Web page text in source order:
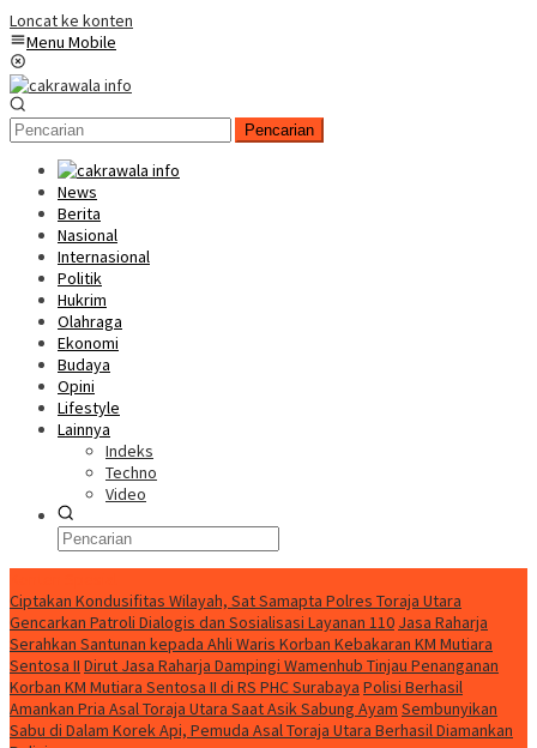
Loncat ke konten
Menu Mobile
Pencarian
News
Berita
Nasional
Internasional
Politik
Hukrim
Olahraga
Ekonomi
Budaya
Opini
Lifestyle
Lainnya
Indeks
Techno
Video
Ciptakan Kondusifitas Wilayah, Sat Samapta Polres Toraja Utara
Gencarkan Patroli Dialogis dan Sosialisasi Layanan 110 Jasa Raharja
Serahkan Santunan kepada Ahli Waris Korban Kebakaran KM Mutiara
Sentosa II Dirut Jasa Raharja Dampingi Wamenhub Tinjau Penanganan
Korban KM Mutiara Sentosa II di RS PHC Surabaya Polisi Berhasil
Amankan Pria Asal Toraja Utara Saat Asik Sabung Ayam Sembunyikan
Sabu di Dalam Korek Api, Pemuda Asal Toraja Utara Berhasil Diamankan